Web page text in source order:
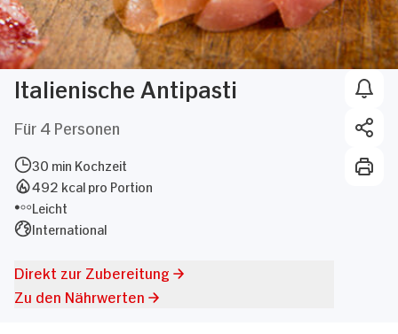
Italienische Antipasti
Für 4 Personen
30 min Kochzeit
492 kcal pro Portion
Leicht
International
Direkt zur Zubereitung
Zu den Nährwerten